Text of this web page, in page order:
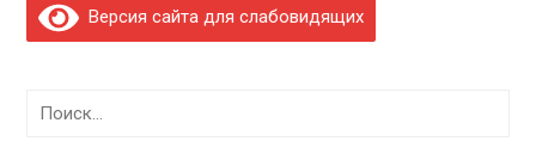
Версия сайта для слабовидящих
Найти: